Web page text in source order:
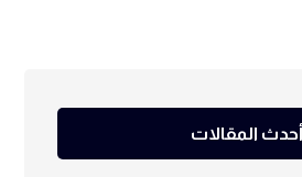
أحدث المقالات